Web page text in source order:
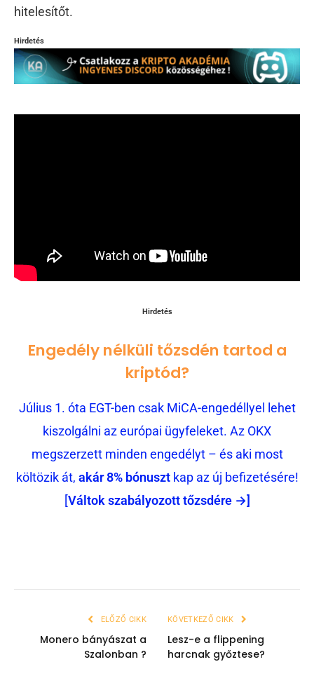
hitelesítőt.
Hirdetés
Hirdetés
Engedély nélküli tőzsdén tartod a
kriptód?
Július 1. óta EGT-ben csak MiCA-engedéllyel lehet
kiszolgálni az európai ügyfeleket. Az OKX
megszerzett minden engedélyt – és aki most
költözik át, akár 8% bónusztkap az új befizetésére!
[Váltok szabályozott tőzsdére →]
ELŐZŐ CIKK
Monero bányászat a
Szalonban ?
KÖVETKEZŐ CIKK
Lesz-e a flippening
harcnak győztese?